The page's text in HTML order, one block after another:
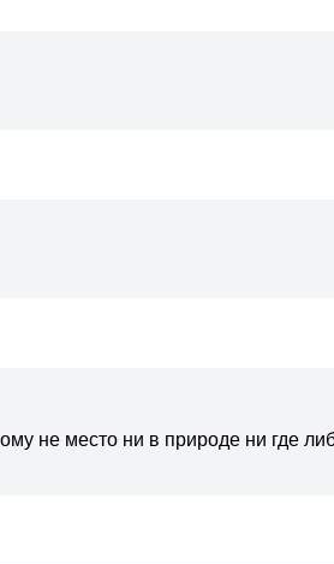
не место ни в природе ни где